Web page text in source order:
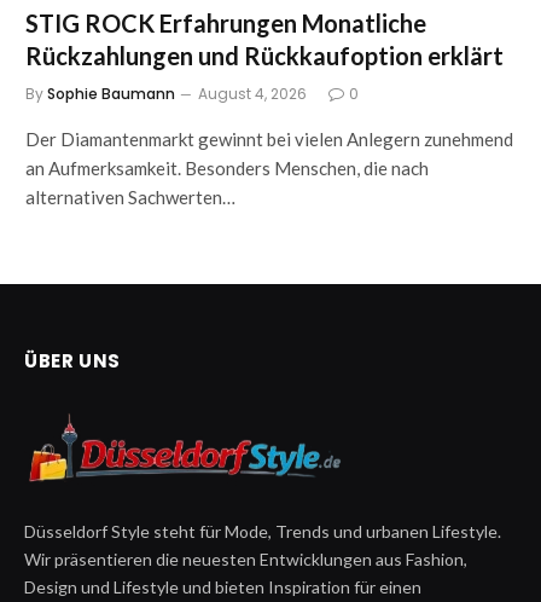
STIG ROCK Erfahrungen Monatliche
Rückzahlungen und Rückkaufoption erklärt
BySophie Baumann August 4, 2026 0
Der Diamantenmarkt gewinnt bei vielen Anlegern zunehmend
an Aufmerksamkeit. Besonders Menschen, die nach
alternativen Sachwerten…
ÜBER UNS
Düsseldorf Style steht für Mode, Trends und urbanen Lifestyle.
Wir präsentieren die neuesten Entwicklungen aus Fashion,
Design und Lifestyle und bieten Inspiration für einen